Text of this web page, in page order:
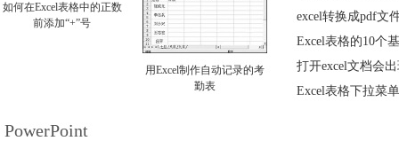
如何在Excel表格中的正数
前添加“+”号
用Excel制作自动记录的考
勤表
excel转换成pdf文
Excel表格的10个
打开excel文档会
Excel表格下拉菜
PowerPoint